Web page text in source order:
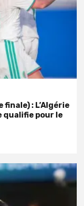
: L’Algérie
qualifie pour le